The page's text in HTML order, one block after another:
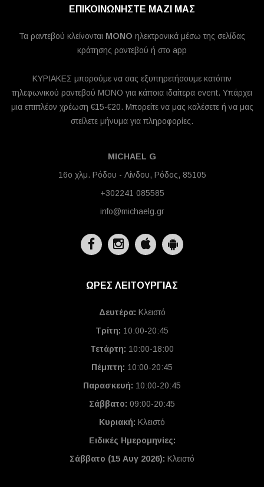
ΕΠΙΚΟΙΝΩΝΗΣΤΕ ΜΑΖΙ ΜΑΣ
Τα ραντεβού κλείνονται MONO ηλεκτρονικά μέσω της σελίδας
κράτησης ραντεβού ή στο app
ΚΥΡΙΑΚΕΣ μπορούμε να σας εξυπηρετήσουμε κατόπιν
τηλεφωνικού ραντεβού ΜΟΝΟ για κάποια ιδαίτερα event. Υπάρχει
μια επιπλέον χρέωση €15-€20. Μπορείτε να μας καλέσετε ή να μας
στείλετε μήνυμα για πληροφορίες.
MICHAEL G
16ο χλμ. Ρόδου - Λίνδου, Ρόδος, 85105
+302241 085585
info@michaelg.gr
ΩΡΕΣ ΛΕΙΤΟΥΡΓΙΑΣ
Δευτέρα: Κλειστό
Τρίτη: 10:00-20:45
Τετάρτη: 10:00-18:00
Πέμπτη: 10:00-20:45
Παρασκευή: 10:00-20:45
Σάββατο: 09:00-20:45
Κυριακή: Κλειστό
Ειδικές Ημερομηνίες:
Σάββατο (15 Αυγ 2026): Κλειστό